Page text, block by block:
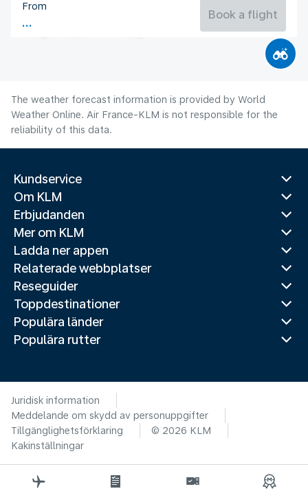
United Kingdom
Flight time
From
Book a flight
The weather forecast information is provided by World
Weather Online. Air France-KLM is not responsible for the
reliability of this data.
Kundservice
Om KLM
Erbjudanden
Mer om KLM
Ladda ner appen
Relaterade webbplatser
Reseguider
Toppdestinationer
Populära länder
Populära rutter
Juridisk information
Meddelande om skydd av personuppgifter
Tillgänglighetsförklaring
© 2026 KLM
Kakinställningar